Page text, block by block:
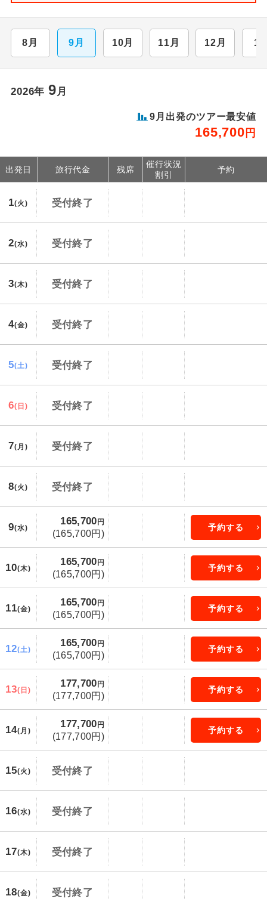
8月 9月 10月 11月 12月 1
2026年 9 月
9月出発のツアー最安値
165,700 円
出発日 旅行代金 残席
催行状況
割引
予約
1(火) 受付終了
2(水) 受付終了
3(木) 受付終了
4(金) 受付終了
5(土) 受付終了
6(日) 受付終了
7(月) 受付終了
8(火) 受付終了
9(水)
165,700 円
(165,700円)
予約する
10(木)
165,700 円
(165,700円)
予約する
11(金)
165,700 円
(165,700円)
予約する
12(土)
165,700 円
(165,700円)
予約する
13(日)
177,700 円
(177,700円)
予約する
14(月)
177,700 円
(177,700円)
予約する
15(火) 受付終了
16(水) 受付終了
17(木) 受付終了
18(金) 受付終了